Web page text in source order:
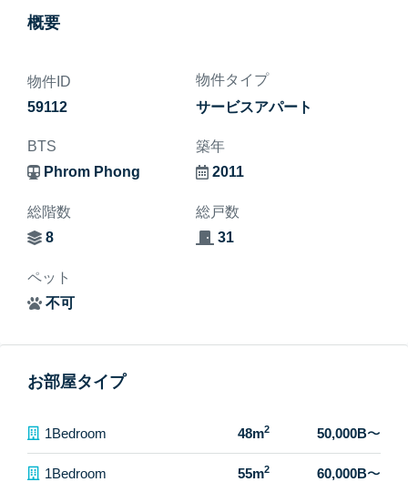
概要
物件ID
59112
物件タイプ
サービスアパート
BTS
Phrom Phong
築年
2011
総階数
8
総戸数
31
ペット
不可
お部屋タイプ
1Bedroom 48m2 50,000B〜
1Bedroom 55m2 60,000B〜